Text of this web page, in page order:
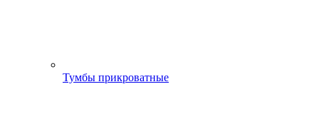
Тумбы прикроватные